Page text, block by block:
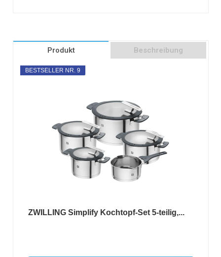
Produkt Beschreibung
BESTSELLER NR. 9
ZWILLING Simplify Kochtopf-Set 5-teilig,...